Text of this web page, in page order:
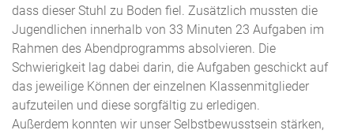
dass dieser Stuhl zu Boden fiel. Zusätzlich mussten die
Jugendlichen innerhalb von 33 Minuten 23 Aufgaben im
Rahmen des Abendprogramms absolvieren. Die
Schwierigkeit lag dabei darin, die Aufgaben geschickt auf
das jeweilige Können der einzelnen Klassenmitglieder
aufzuteilen und diese sorgfältig zu erledigen.
Außerdem konnten wir unser Selbstbewusstsein stärken,